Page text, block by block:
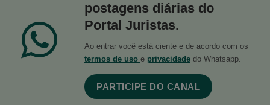
postagens diárias do
Portal Juristas.
Ao entrar você está ciente e de acordo com os
termos de uso e privacidade do Whatsapp.
PARTICIPE DO CANAL